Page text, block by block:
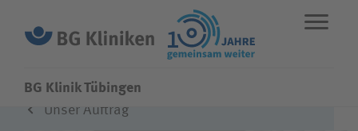
BG Klinik Tübingen
Unser Auftrag